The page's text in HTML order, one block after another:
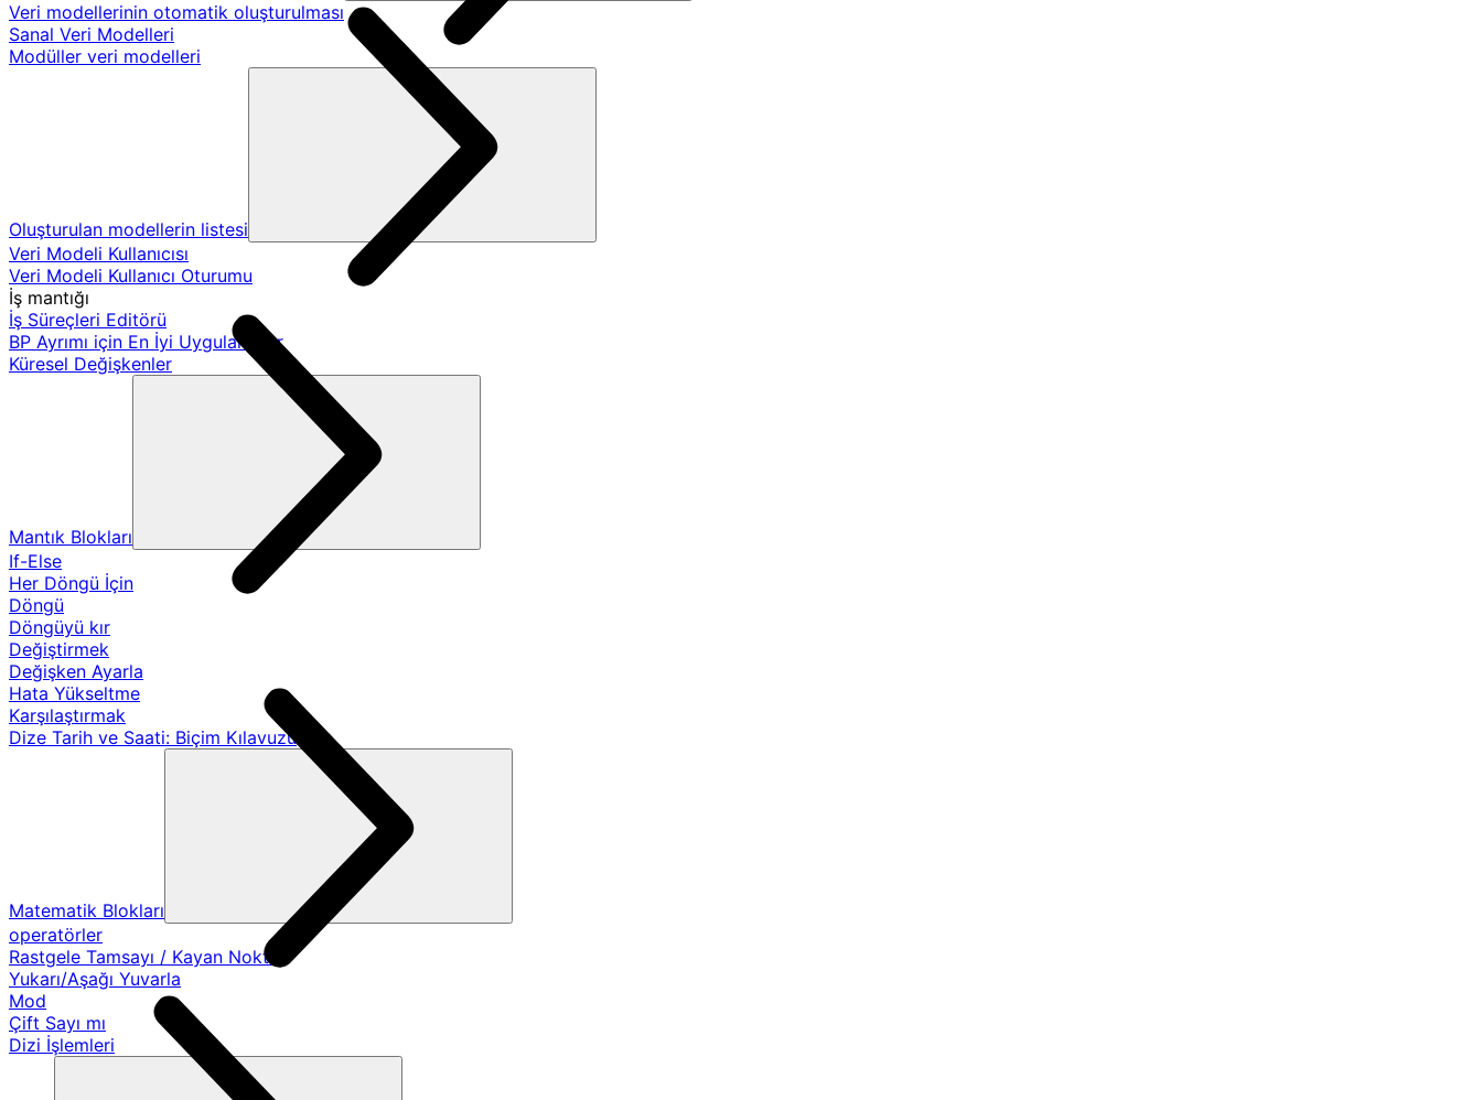
Veri modellerinin otomatik oluşturulması
Sanal Veri Modelleri
Modüller veri modelleri
Oluşturulan modellerin listesi
Veri Modeli Kullanıcısı
Veri Modeli Kullanıcı Oturumu
İş mantığı
İş Süreçleri Editörü
BP Ayrımı için En İyi Uygulamalar
Küresel Değişkenler
Mantık Blokları
If-Else
Her Döngü İçin
Döngü
Döngüyü kır
Değiştirmek
Değişken Ayarla
Hata Yükseltme
Karşılaştırmak
Dize Tarih ve Saati: Biçim Kılavuzu
Matematik Blokları
operatörler
Rastgele Tamsayı / Kayan Nokta
Yukarı/Aşağı Yuvarla
Mod
Çift Sayı mı
Dizi İşlemleri